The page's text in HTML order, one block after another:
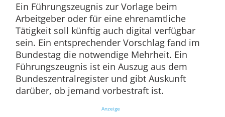
Ein Führungszeugnis zur Vorlage beim
Arbeitgeber oder für eine ehrenamtliche
Tätigkeit soll künftig auch digital verfügbar
sein. Ein entsprechender Vorschlag fand im
Bundestag die notwendige Mehrheit. Ein
Führungszeugnis ist ein Auszug aus dem
Bundeszentralregister und gibt Auskunft
darüber, ob jemand vorbestraft ist.
Anzeige